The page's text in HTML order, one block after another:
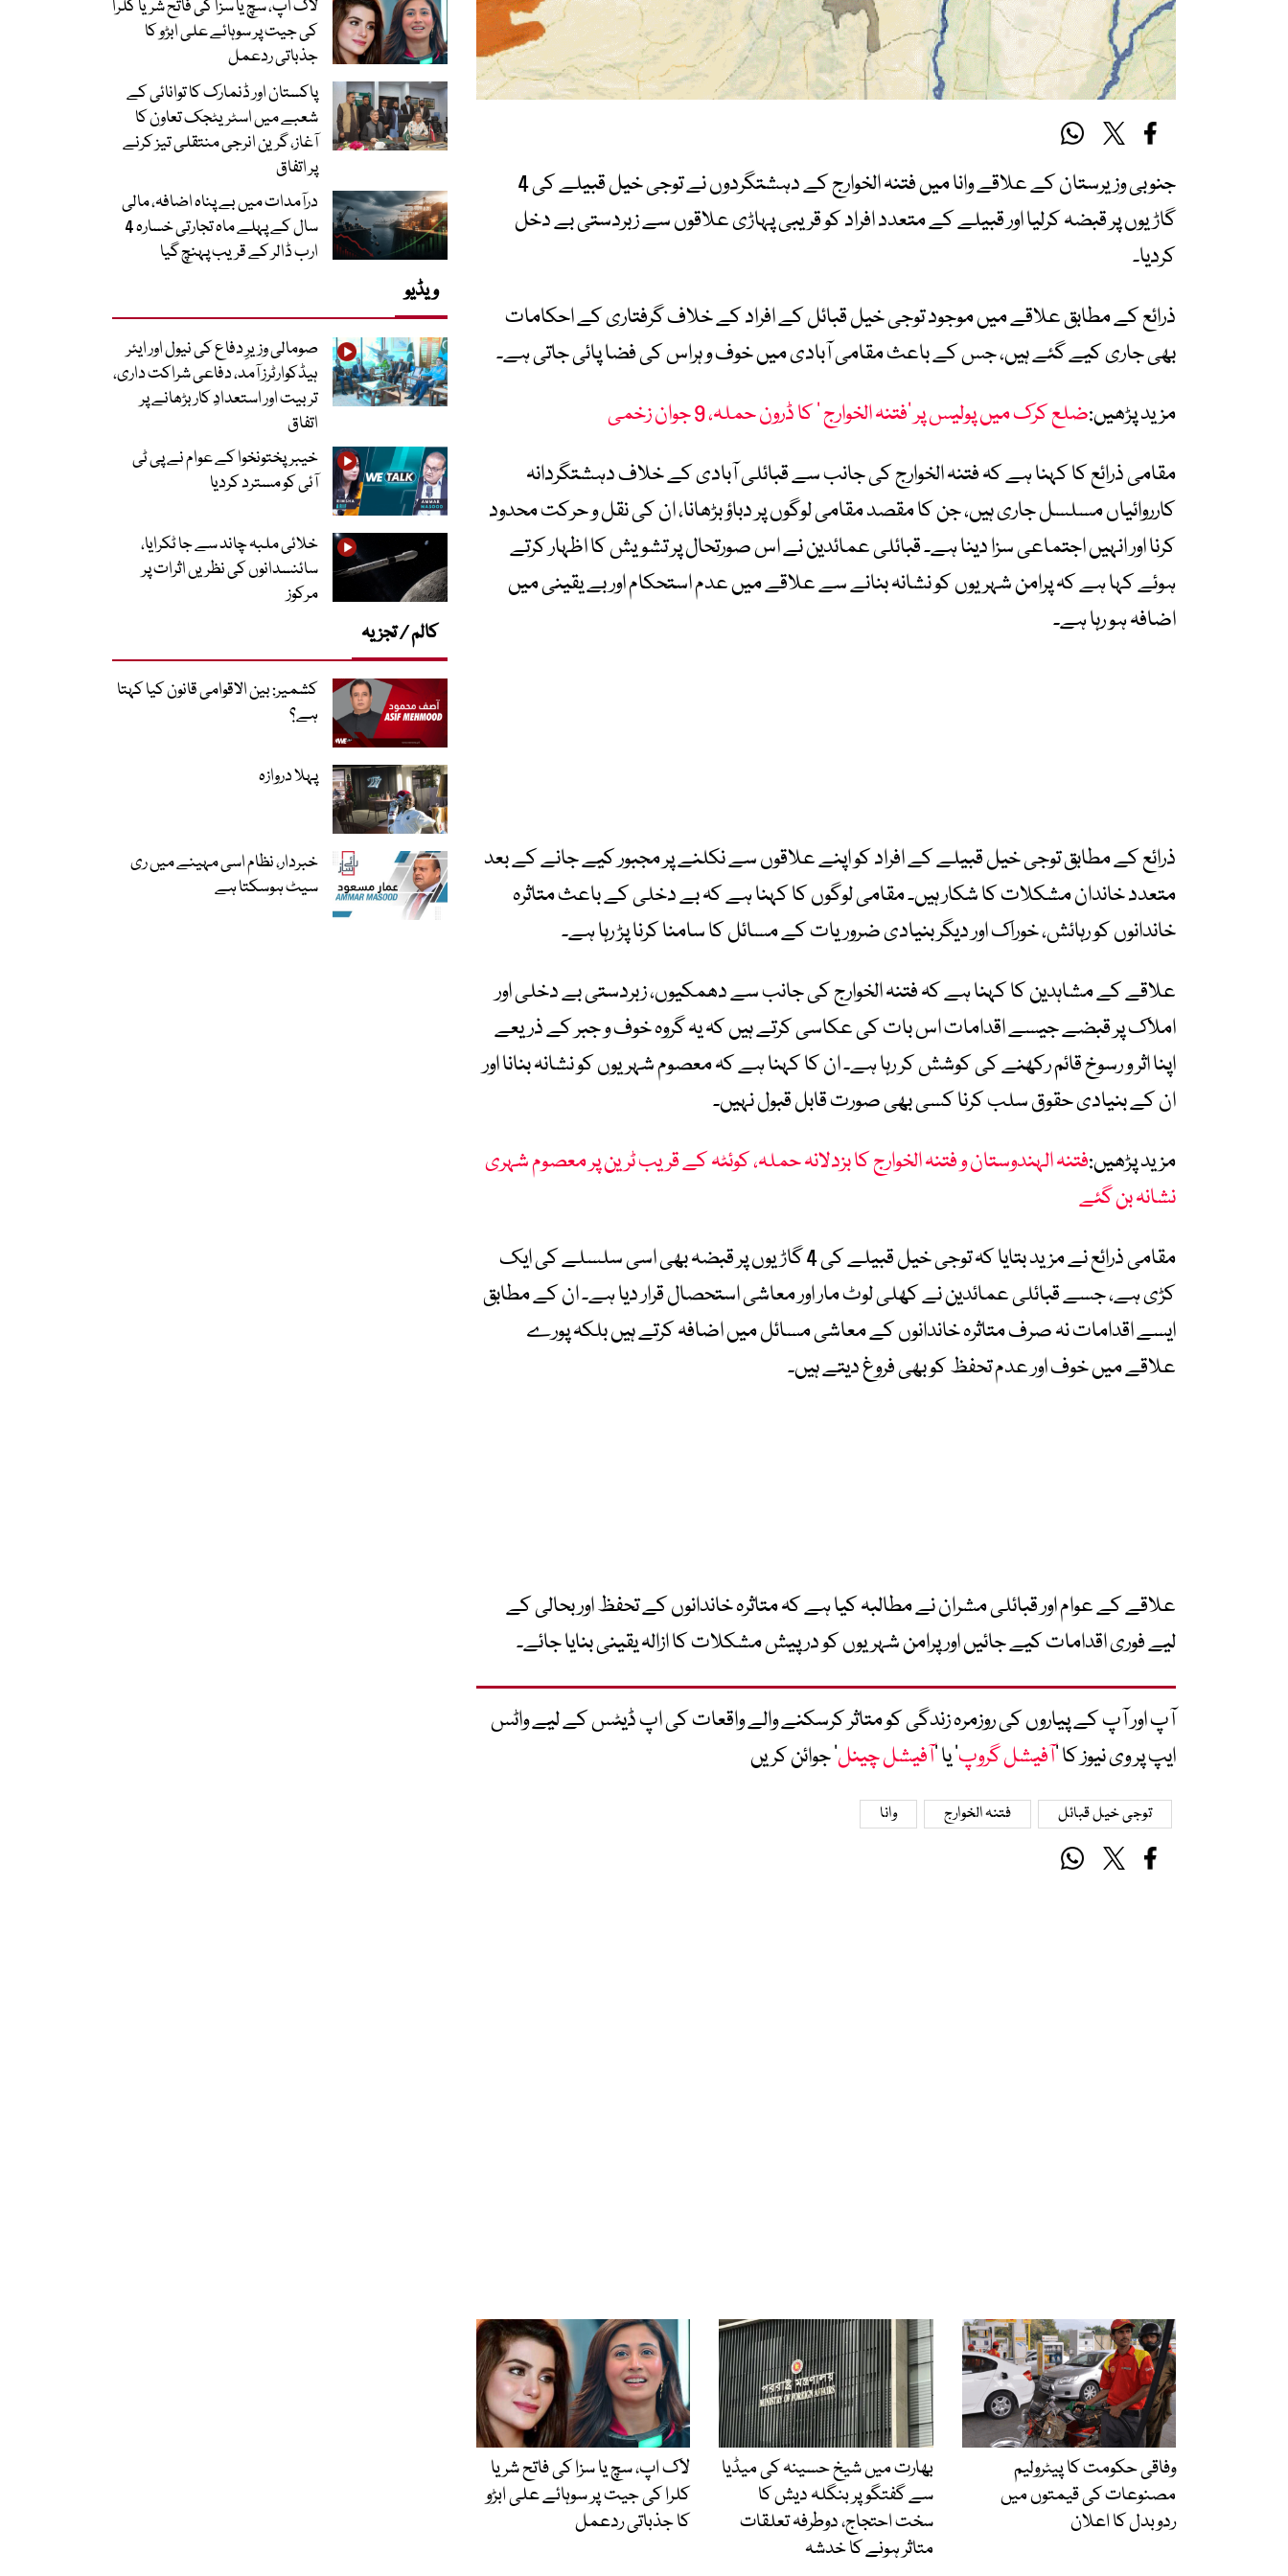
جنوبی وزیرستان کے علاقے وانا میں فتنہ الخوارج کے دہشتگردوں نے توجی خیل قبیلے کی 4
گاڑیوں پر قبضہ کرلیا اور قبیلے کے متعدد افراد کو قریبی پہاڑی علاقوں سے زبردستی بے دخل
کردیا۔
ذرائع کے مطابق علاقے میں موجود توجی خیل قبائل کے افراد کے خلاف گرفتاری کے احکامات
بھی جاری کیے گئے ہیں، جس کے باعث مقامی آبادی میں خوف و ہراس کی فضا پائی جاتی ہے۔
مزید پڑھیں:ضلع کرک میں پولیس پر ’فتنہ الخوارج ‘ کا ڈرون حملہ، 9 جوان زخمی
مقامی ذرائع کا کہنا ہے کہ فتنہ الخوارج کی جانب سے قبائلی آبادی کے خلاف دہشتگردانہ
کارروائیاں مسلسل جاری ہیں، جن کا مقصد مقامی لوگوں پر دباؤ بڑھانا، ان کی نقل و حرکت محدود
کرنا اور انہیں اجتماعی سزا دینا ہے۔ قبائلی عمائدین نے اس صورتحال پر تشویش کا اظہار کرتے
ہوئے کہا ہے کہ پرامن شہریوں کو نشانہ بنانے سے علاقے میں عدم استحکام اور بے یقینی میں
اضافہ ہو رہا ہے۔
ذرائع کے مطابق توجی خیل قبیلے کے افراد کو اپنے علاقوں سے نکلنے پر مجبور کیے جانے کے بعد
متعدد خاندان مشکلات کا شکار ہیں۔ مقامی لوگوں کا کہنا ہے کہ بے دخلی کے باعث متاثرہ
خاندانوں کو رہائش، خوراک اور دیگر بنیادی ضروریات کے مسائل کا سامنا کرنا پڑ رہا ہے۔
علاقے کے مشاہدین کا کہنا ہے کہ فتنہ الخوارج کی جانب سے دھمکیوں، زبردستی بے دخلی اور
املاک پر قبضے جیسے اقدامات اس بات کی عکاسی کرتے ہیں کہ یہ گروہ خوف و جبر کے ذریعے
اپنا اثر و رسوخ قائم رکھنے کی کوشش کر رہا ہے۔ ان کا کہنا ہے کہ معصوم شہریوں کو نشانہ بنانا اور
ان کے بنیادی حقوق سلب کرنا کسی بھی صورت قابل قبول نہیں۔
مزید پڑھیں:فتنہ الہندوستان و فتنہ الخوارج کا بزدلانہ حملہ، کوئٹہ کے قریب ٹرین پر معصوم شہری
نشانہ بن گئے
مقامی ذرائع نے مزید بتایا کہ توجی خیل قبیلے کی 4 گاڑیوں پر قبضہ بھی اسی سلسلے کی ایک
کڑی ہے، جسے قبائلی عمائدین نے کھلی لوٹ مار اور معاشی استحصال قرار دیا ہے۔ ان کے مطابق
ایسے اقدامات نہ صرف متاثرہ خاندانوں کے معاشی مسائل میں اضافہ کرتے ہیں بلکہ پورے
علاقے میں خوف اور عدم تحفظ کو بھی فروغ دیتے ہیں۔
علاقے کے عوام اور قبائلی مشران نے مطالبہ کیا ہے کہ متاثرہ خاندانوں کے تحفظ اور بحالی کے
لیے فوری اقدامات کیے جائیں اور پرامن شہریوں کو درپیش مشکلات کا ازالہ یقینی بنایا جائے۔
آپ اور آپ کے پیاروں کی روزمرہ زندگی کو متاثر کرسکنے والے واقعات کی اپ ڈیٹس کے لیے واٹس
ایپ پر وی نیوز کا ’آفیشل گروپ‘ یا ’آفیشل چینل‘ جوائن کریں
توجی خیل قبائل فتنہ الخوارج وانا
وفاقی حکومت کا پیٹرولیم
مصنوعات کی قیمتوں میں
ردوبدل کا اعلان
بھارت میں شیخ حسینہ کی میڈیا
سے گفتگو پر بنگلہ دیش کا
سخت احتجاج، دوطرفہ تعلقات
متاثر ہونے کا خدشہ
لاک اپ، سچ یا سزا کی فاتح شریا
کلرا کی جیت پر سوہائے علی ابڑو
کا جذباتی ردعمل
لاک اپ، سچ یا سزا کی فاتح شریا کلرا
کی جیت پر سوہائے علی ابڑو کا
جذباتی ردعمل
پاکستان اور ڈنمارک کا توانائی کے
شعبے میں اسٹریٹجک تعاون کا
آغاز، گرین انرجی منتقلی تیز کرنے
پر اتفاق
درآمدات میں بے پناہ اضافہ، مالی
سال کے پہلے ماہ تجارتی خسارہ 4
ارب ڈالر کے قریب پہنچ گیا
ویڈیو
صومالی وزیرِ دفاع کی نیول اور ایئر
ہیڈکوارٹرز آمد، دفاعی شراکت داری،
تربیت اور استعدادِ کار بڑھانے پر
اتفاق
خیبرپختونخوا کے عوام نے پی ٹی
آئی کو مسترد کردیا
خلائی ملبہ چاند سے جا ٹکرایا،
سائنسدانوں کی نظریں اثرات پر
مرکوز
کالم / تجزیہ
کشمیر: بین الاقوامی قانون کیا کہتا
ہے؟
پہلا دروازہ
خبردار، نظام اسی مہینے میں ری
سیٹ ہوسکتا ہے